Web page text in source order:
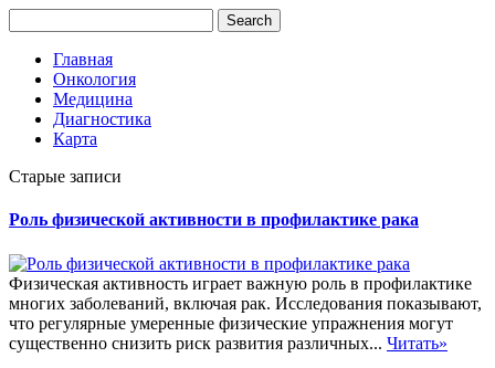
Главная
Онкология
Медицина
Диагностика
Карта
Старые записи
Роль физической активности в профилактике рака
Физическая активность играет важную роль в профилактике
многих заболеваний, включая рак. Исследования показывают,
что регулярные умеренные физические упражнения могут
существенно снизить риск развития различных... Читать»